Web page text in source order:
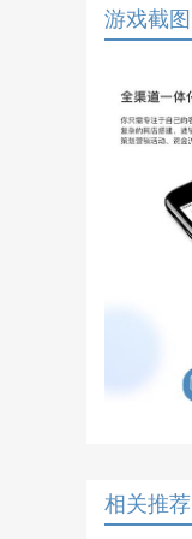
游戏截图
相关推荐